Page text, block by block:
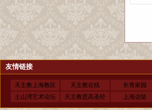
友情链接
天主教上海教区 天主教在线 长青家园
土山湾艺术论坛
天主教思高圣经 上海达陡